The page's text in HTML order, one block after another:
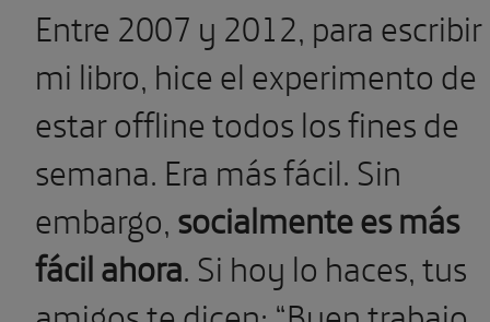
Entre 2007 y 2012, para escribir
mi libro, hice el experimento de
estar offline todos los fines de
semana. Era más fácil. Sin
embargo,socialmente es más
fácil ahora. Si hoy lo haces, tus